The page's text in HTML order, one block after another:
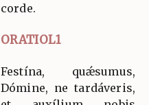
corde.
ORATIOL1
Festína, quǽsumus,
Dómine, ne tardáveris,